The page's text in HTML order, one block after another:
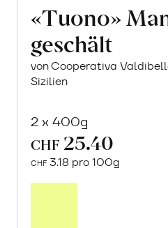
«Tuono»
geschält
von Cooperativa
Sizilien
2 x 400g
CHF 25.40
CHF 3.18 pro 100g